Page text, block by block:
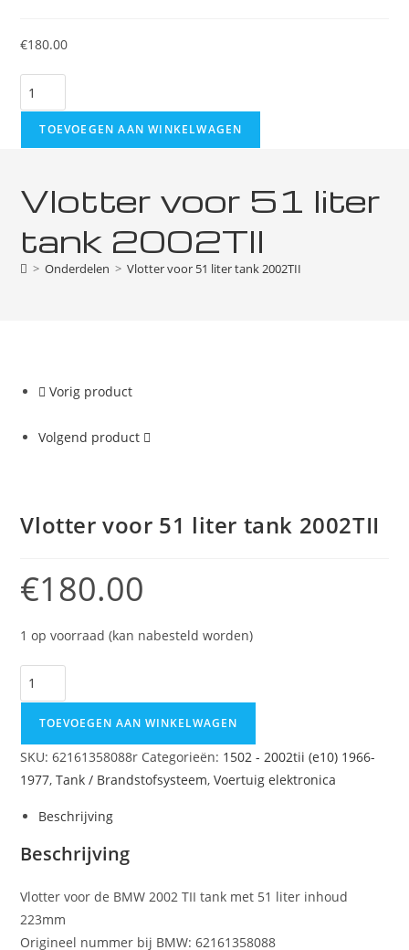
€180.00
Vlotter
voor
liter
2002TII
TOEVOEGEN AAN WINKELWAGEN
Vlotter voor 51 liter
tank 2002TII
> Onderdelen > Vlotter voor 51 liter tank 2002TII
Vorig product
Volgend product
Vlotter voor 51 liter tank 2002TII
€180.00
1 op voorraad (kan nabesteld worden)
Vlotter
voor
liter
tank
2002TII
aantal
TOEVOEGEN AAN WINKELWAGEN
SKU:62161358088r Categorieën: 1502 - 2002tii (e10) 1966-
1977,Tank / Brandstofsysteem,Voertuig elektronica
Beschrijving
Beschrijving
Vlotter voor de BMW 2002 TII tank met 51 liter inhoud
223mm
Origineel nummer bij BMW: 62161358088